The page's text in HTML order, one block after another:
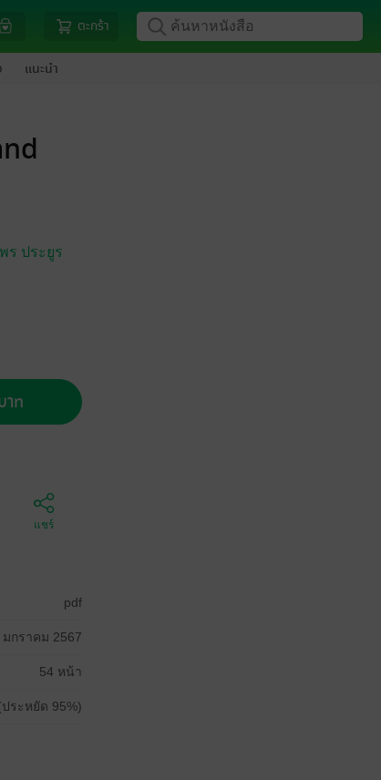
ตะกร้า
แนะนำ
ร ประยูร
าท
แชร์
pdf
มกราคม 2567
54 หน้า
ระหยัด 95%)